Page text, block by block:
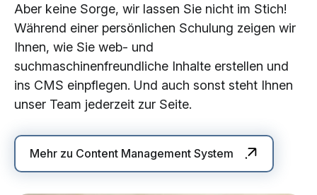
Aber keine Sorge, wir lassen Sie nicht im Stich!
Während einer persönlichen Schulung zeigen wir
Ihnen, wie Sie web- und
suchmaschinenfreundliche Inhalte erstellen und
ins CMS einpflegen. Und auch sonst steht Ihnen
unser Team jederzeit zur Seite.
Mehr zu Content Management System